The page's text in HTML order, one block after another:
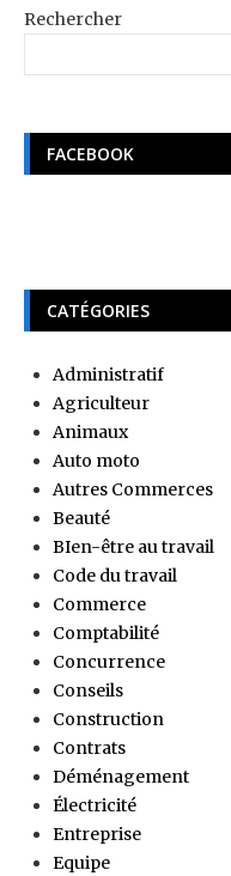
Rechercher
FACEBOOK
CATÉGORIES
Administratif
Agriculteur
Animaux
Auto moto
Autres Commerces
Beauté
BIen-être au travail
Code du travail
Commerce
Comptabilité
Concurrence
Conseils
Construction
Contrats
Déménagement
Électricité
Entreprise
Equipe